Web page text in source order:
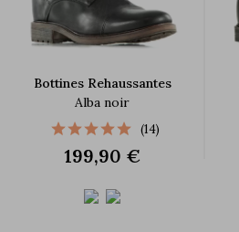
Bottines Rehaussantes
Alba noir
(14)
199,90 €